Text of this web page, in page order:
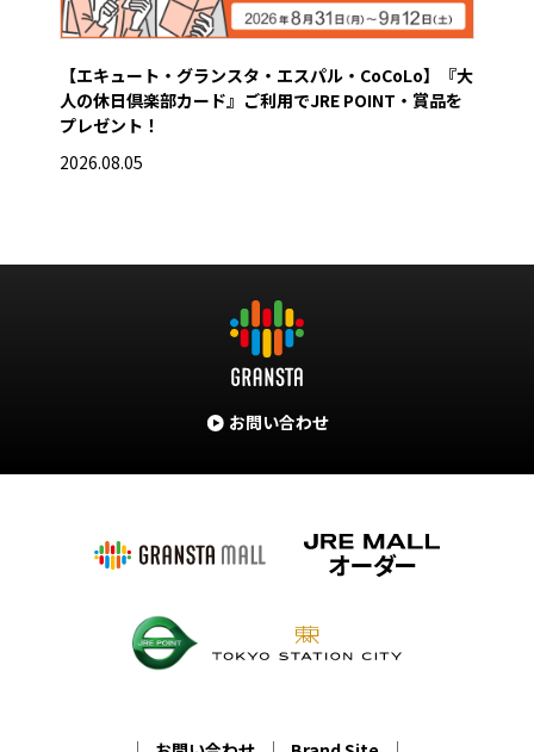
【エキュート・グランスタ・エスパル・CoCoLo】『大
人の休日倶楽部カード』ご利用でJRE POINT・賞品を
プレゼント！
2026.08.05
お問い合わせ